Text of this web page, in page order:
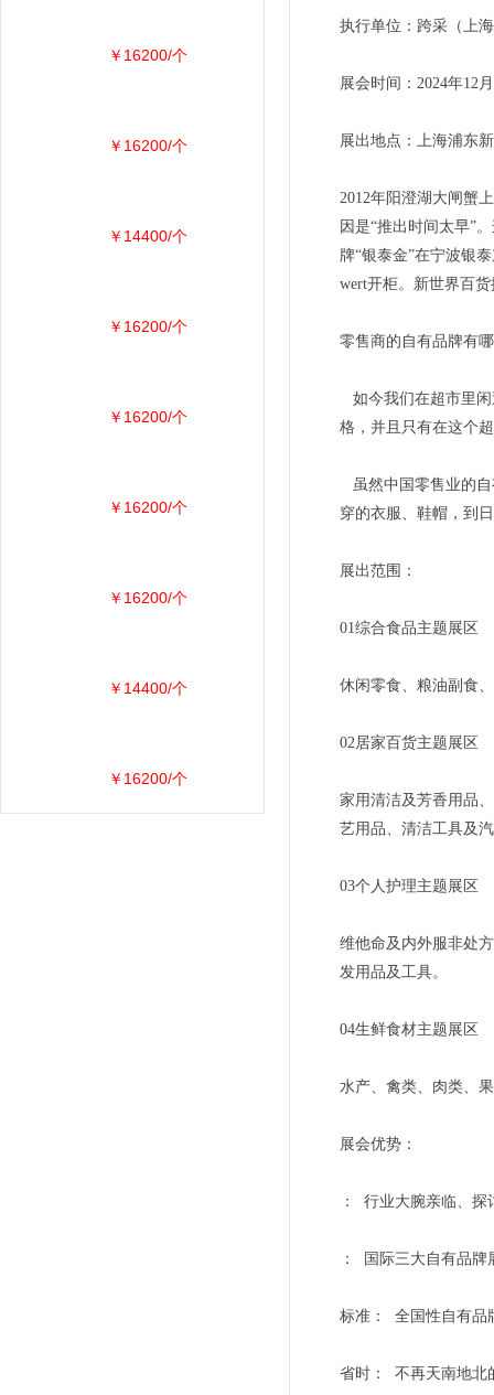
执行单位：跨采（上
展会时间：2024年12
展出地点：上海浦东
2012年阳澄湖大闸蟹
因是“推出时间太早”
牌“银泰金”在宁波银
wert开柜。新世界百
零售商的自有品牌有
如今我们在超市里闲
格，并且只有在这个
虽然中国零售业的自
穿的衣服、鞋帽，到
展出范围：
01综合食品主题展区
休闲零食、粮油副食
02居家百货主题展区
家用清洁及芳香用品
艺用品、清洁工具及
03个人护理主题展区
维他命及内外服非处
发用品及工具。
04生鲜食材主题展区
水产、禽类、肉类、
展会优势：
： 行业大腕亲临、
： 国际三大自有品
标准： 全国性自有品
省时： 不再天南地北
￥16200/个
￥16200/个
￥14400/个
￥16200/个
￥16200/个
￥16200/个
￥16200/个
￥14400/个
￥16200/个